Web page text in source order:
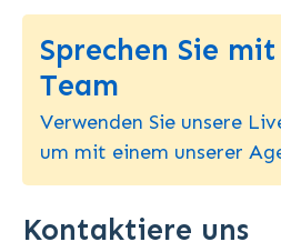
Sprechen Sie
Team
Verwenden Sie unsere
um mit einem unserer
Kontaktiere uns